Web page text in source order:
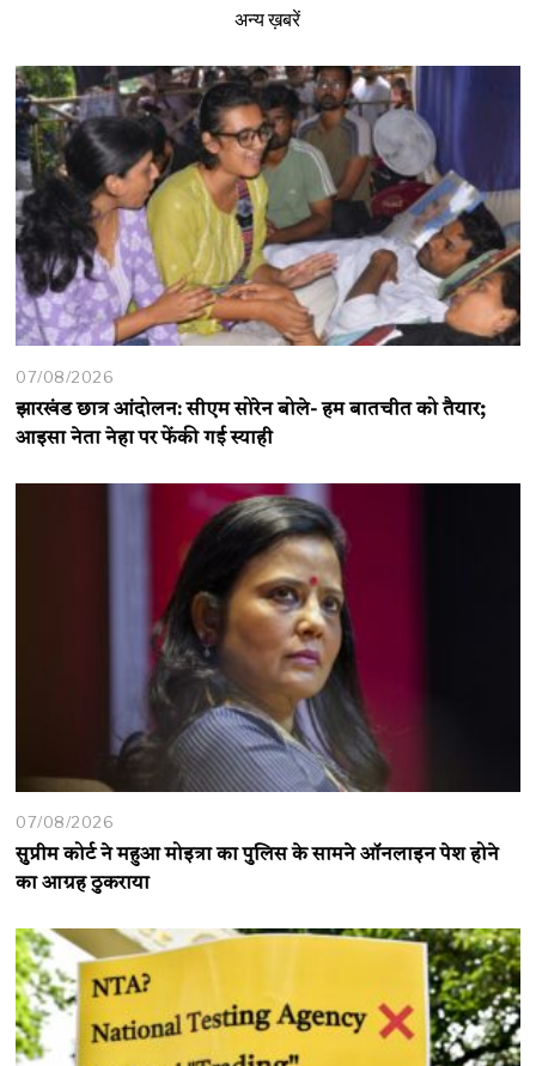
अन्य ख़बरें
07/08/2026
झारखंड छात्र आंदोलन: सीएम सोरेन बोले- हम बातचीत को तैयार;
आइसा नेता नेहा पर फेंकी गई स्याही
07/08/2026
सुप्रीम कोर्ट ने महुआ मोइत्रा का पुलिस के सामने ऑनलाइन पेश होने
का आग्रह ठुकराया